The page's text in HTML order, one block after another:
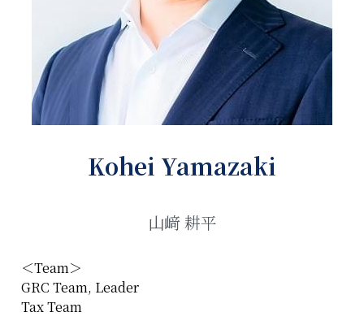
Kohei Yamazaki
山﨑 耕平
＜Team＞
GRC Team, Leader
Tax Team